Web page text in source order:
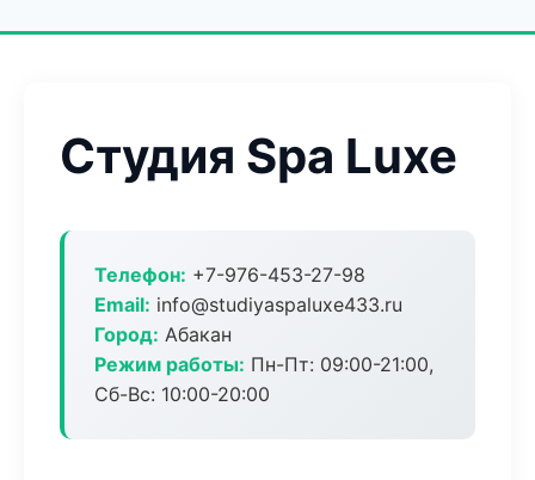
Студия Spa Luxe
Телефон: +7-976-453-27-98
Email: info@studiyaspaluxe433.ru
Город: Абакан
Режим работы: Пн-Пт: 09:00-21:00,
Сб-Вс: 10:00-20:00